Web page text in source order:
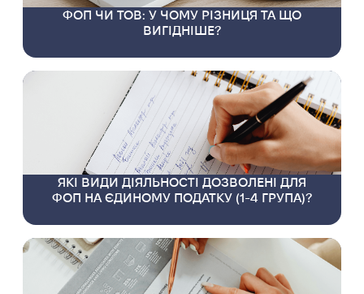
ФОП ЧИ ТОВ: У ЧОМУ РІЗНИЦЯ ТА ЩО
ВИГІДНІШЕ?
ЯКІ ВИДИ ДІЯЛЬНОСТІ ДОЗВОЛЕНІ ДЛЯ
ФОП НА ЄДИНОМУ ПОДАТКУ (1-4 ГРУПА)?